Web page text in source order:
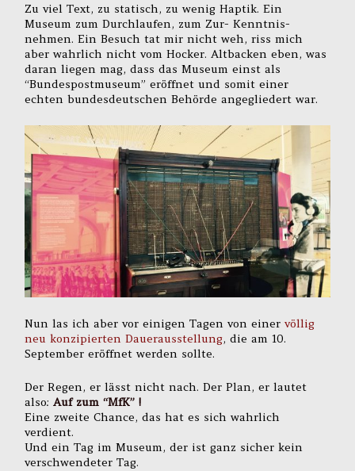
Zu viel Text, zu statisch, zu wenig Haptik. Ein
Museum zum Durchlaufen, zum Zur- Kenntnis-
nehmen. Ein Besuch tat mir nicht weh, riss mich
aber wahrlich nicht vom Hocker. Altbacken eben, was
daran liegen mag, dass das Museum einst als
“Bundespostmuseum” eröffnet und somit einer
echten bundesdeutschen Behörde angegliedert war.
Nun las ich aber vor einigen Tagen von einervöllig
neu konzipierten Dauerausstellung, die am 10.
September eröffnet werden sollte.
Der Regen, er lässt nicht nach. Der Plan, er lautet
also:Auf zum “MfK” !
Eine zweite Chance, das hat es sich wahrlich
verdient.
Und ein Tag im Museum, der ist ganz sicher kein
verschwendeter Tag.